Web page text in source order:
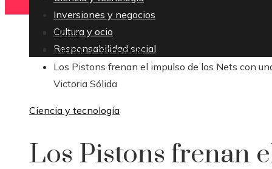
Inversiones y negocios
Cultura y ocio
Responsabilidad social
Home
Ciencia y tecnología
Los Pistons frenan el impulso de los Nets con
Victoria Sólida
Ciencia y tecnología
Los Pistons frenan